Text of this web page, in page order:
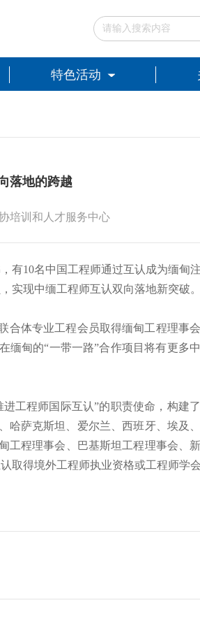
特色活动
落地的跨越
培训和人才服务中心
有10名中国工程师通过互认成为缅甸
实现中缅工程师互认双向落地新突破。
合体专业工程会员取得缅甸工程理事
缅甸的“一带一路”合作项目将有更多
工程师国际互认”的职责使命，构建
哈萨克斯坦、爱尔兰、西班牙、埃及
工程理事会、巴基斯坦工程理事会、
取得境外工程师执业资格或工程师学